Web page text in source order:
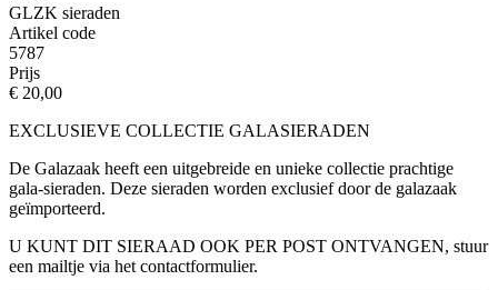
GLZK sieraden
Artikel code
5787
Prijs
€ 20,00
EXCLUSIEVE COLLECTIE GALASIERADEN
De Galazaak heeft een uitgebreide en unieke collectie prachtige
gala-sieraden. Deze sieraden worden exclusief door de galazaak
geïmporteerd.
U KUNT DIT SIERAAD OOK PER POST ONTVANGEN, stuur
een mailtje via het contactformulier.